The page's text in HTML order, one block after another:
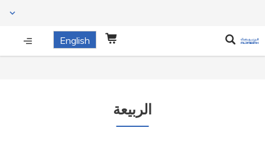
English
الربيعة